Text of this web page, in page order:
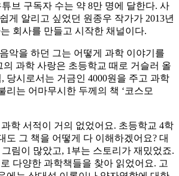
브 구독자 수는 약 8만 명에 달한다. 사
게 알리고 싶었던 원종우 작가가 2013년
회사를 만들고 시작한 채널이다.
악을 하던 그는 어떻게 과학 이야기를
의 과학 사랑은 초등학교 때로 거슬러 올
당시로서는 거금인 4000원을 주고 과학
리는 어마무시한 두께의 책 ‘코스모
학 서적이 거의 없었어요. 초등학교 4학
도 그 책을 어떻게 다 이해하겠어요? 대
림이 많았고, 1부는 스토리가 재밌었죠.
다양한 과학책들을 찾아 읽었어요. 고